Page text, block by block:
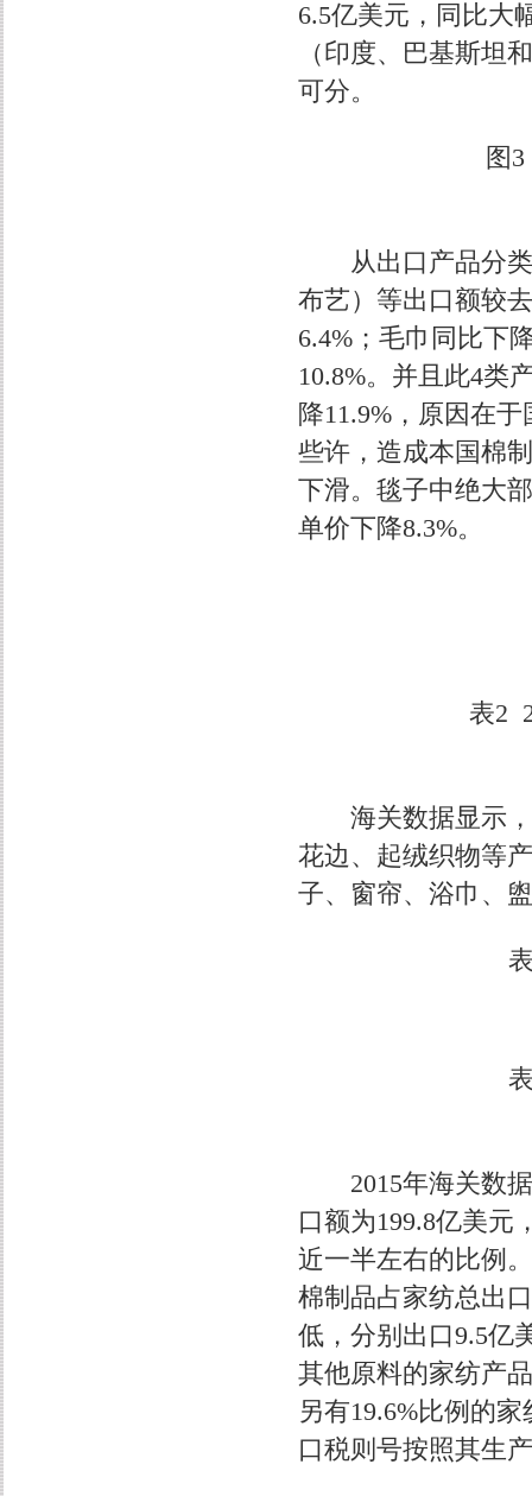
6.5亿美元，同比大
（印度、巴基斯坦
可分。
图
从出口产品分类
布艺）等出口额较
6.4%；毛巾同比下
10.8%。并且此4类
降11.9%，原因在
些许，造成本国棉
下滑。毯子中绝大
单价下降8.3%。
表2
海关数据显示，
花边、起绒织物等
子、窗帘、浴巾、
2015年海关数据
口额为199.8亿美元
近一半左右的比例
棉制品占家纺总出
低，分别出口9.5亿
其他原料的家纺产
另有19.6%比例的
口税则号按照其生